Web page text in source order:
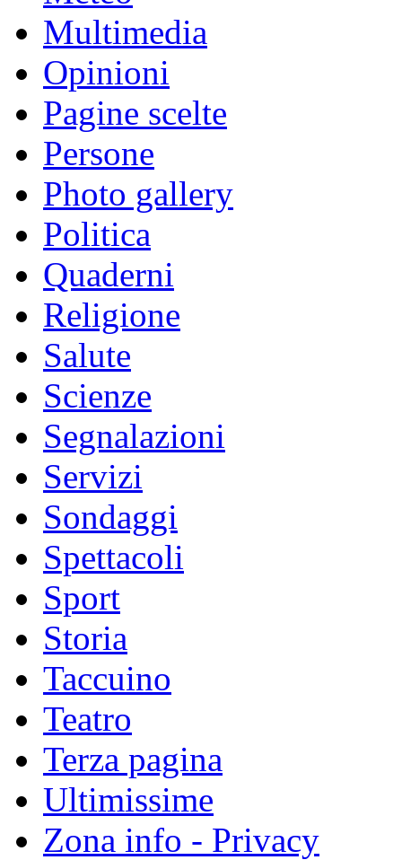
Multimedia
Opinioni
Pagine scelte
Persone
Photo gallery
Politica
Quaderni
Religione
Salute
Scienze
Segnalazioni
Servizi
Sondaggi
Spettacoli
Sport
Storia
Taccuino
Teatro
Terza pagina
Ultimissime
Zona info - Privacy